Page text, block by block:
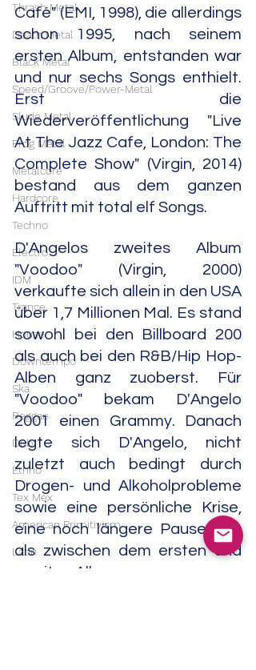
Thrash Metal
Death Metal
Black Metal
Speed/Groove/Power-Metal
Slude Metal
Prog Metal
Metalcore
Hardcore
Techno
Electro
IDM
Trance
House
Downtempo
Ska
Reggae
Dub
Ethno
Tex Mex
American Primitivism
Latin
Café" (EMI, 1998), die allerdings
schon 1995, nach seinem
ersten Album, entstanden war
und nur sechs Songs enthielt.
Erst die
Wiederveröffentlichung "Live
At The Jazz Cafe, London: The
Complete Show" (Virgin, 2014)
bestand aus dem ganzen
Auftritt mit total elf Songs.
D'Angelos zweites Album
"Voodoo" (Virgin, 2000)
verkaufte sich allein in den USA
über 1,7 Millionen Mal. Es stand
sowohl bei den Billboard 200
als auch bei den R&B/Hip Hop-
Alben ganz zuoberst. Für
"Voodoo" bekam D'Angelo
2001 einen Grammy. Danach
legte sich D'Angelo, nicht
zuletzt auch bedingt durch
Drogen- und Alkoholprobleme
sowie eine persönliche Krise,
eine noch längere Pause auf,
als zwischen dem ersten und
zweiten Album.